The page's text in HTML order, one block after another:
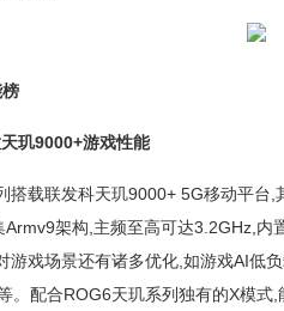
玑9000+游戏性能
搭载联发科天玑9000+ 5G移动平台
Armv9架构,主频至高可达3.2GHz,
游戏场景还有诸多优化,如游戏AI低
。配合ROG6天玑系列独有的X模